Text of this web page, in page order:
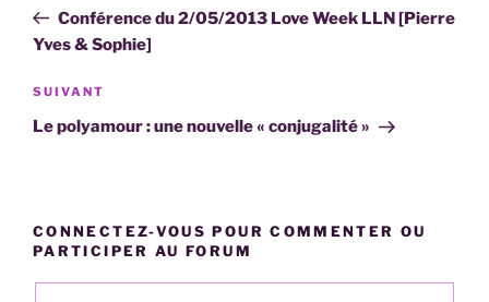
l’article
précédent
Conférence du 2/05/2013 Love Week LLN [Pierre
Yves & Sophie]
Article
suivant
SUIVANT
Le polyamour : une nouvelle « conjugalité »
CONNECTEZ-VOUS POUR COMMENTER OU
PARTICIPER AU FORUM